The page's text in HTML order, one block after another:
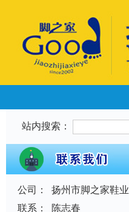
站内搜索：
公司：
扬州市脚之家鞋业
联系：
陈志春